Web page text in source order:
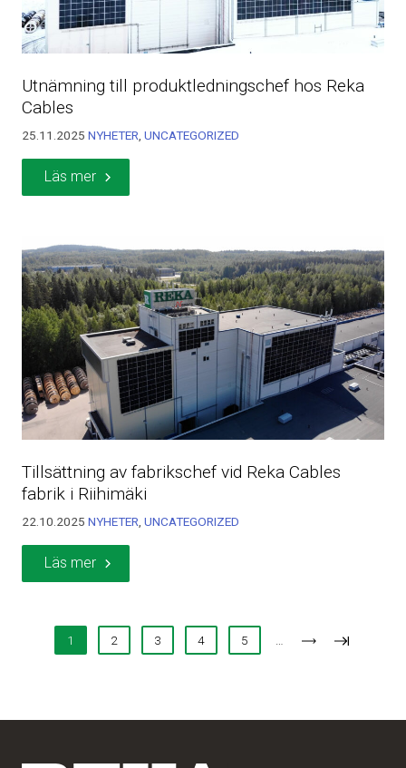
Utnämning till produktledningschef hos Reka
Cables
25.11.2025 NYHETER UNCATEGORIZED
Läs mer
Tillsättning av fabrikschef vid Reka Cables
fabrik i Riihimäki
22.10.2025 NYHETER UNCATEGORIZED
Läs mer
1 2 3 4 5